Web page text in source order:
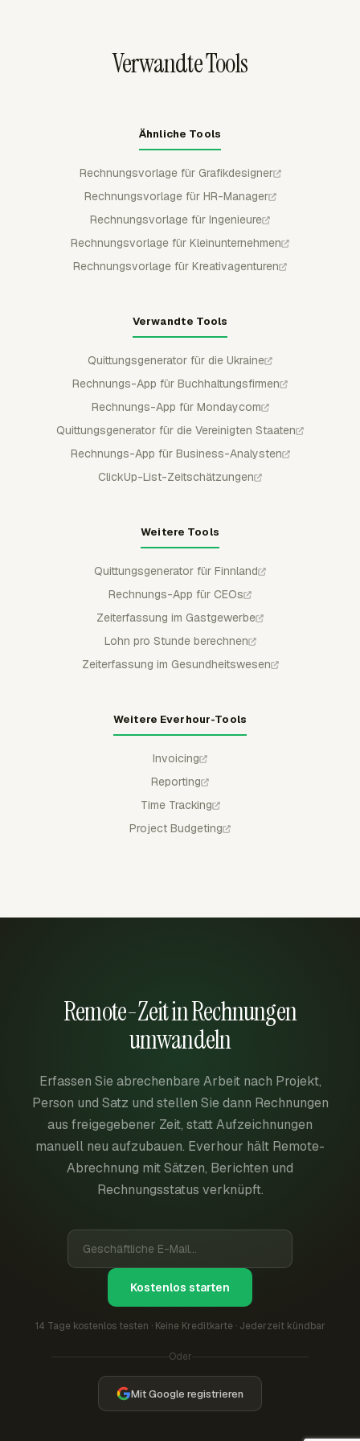
späteren Rechnung erscheinen.
Verwandte Tools
Ähnliche Tools
Rechnungsvorlage für Grafikdesigner
Rechnungsvorlage für HR-Manager
Rechnungsvorlage für Ingenieure
Rechnungsvorlage für Kleinunternehmen
Rechnungsvorlage für Kreativagenturen
Verwandte Tools
Quittungsgenerator für die Ukraine
Rechnungs-App für Buchhaltungsfirmen
Rechnungs-App für Mondaycom
Quittungsgenerator für die Vereinigten Staaten
Rechnungs-App für Business-Analysten
ClickUp-List-Zeitschätzungen
Weitere Tools
Quittungsgenerator für Finnland
Rechnungs-App für CEOs
Zeiterfassung im Gastgewerbe
Lohn pro Stunde berechnen
Zeiterfassung im Gesundheitswesen
Weitere Everhour-Tools
Invoicing
Reporting
Time Tracking
Project Budgeting
Remote-Zeit in Rechnungen
umwandeln
Erfassen Sie abrechenbare Arbeit nach Projekt,
Person und Satz und stellen Sie dann Rechnungen
aus freigegebener Zeit, statt Aufzeichnungen
manuell neu aufzubauen. Everhour hält Remote-
Abrechnung mit Sätzen, Berichten und
Rechnungsstatus verknüpft.
Kostenlos starten
14 Tage kostenlos testen · Keine Kreditkarte · Jederzeit kündbar
Oder
Mit Google registrieren